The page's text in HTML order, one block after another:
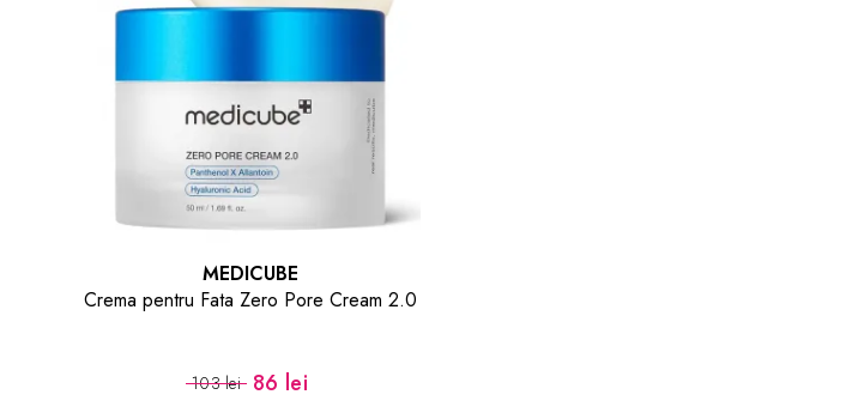
MEDICUBE
Crema pentru Fata Zero Pore Cream 2.0
103 lei 86 lei